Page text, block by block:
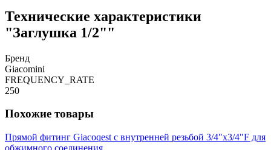
Технические характеристики
"Заглушка 1/2""
Бренд
Giacomini
FREQUENCY_RATE
250
Похожие товары
Прямой фитинг Giacoqest с внутренней резьбой 3/4"x3/4"F для